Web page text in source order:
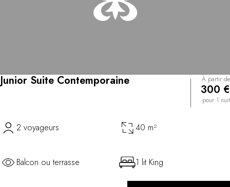
Junior Suite Contemporaine À partir de
300 €
pour 1 nuit
2 voyageurs 40 m²
Balcon ou terrasse 1 lit King